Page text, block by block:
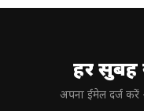
हर
अपना ईमेल दर्ज करें